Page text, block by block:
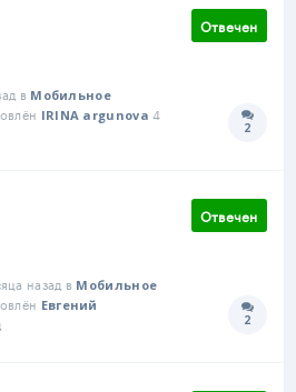
Отвечен
в Мобильное
IRINA argunova 4
2
Отвечен
назад в Мобильное
Евгений
2